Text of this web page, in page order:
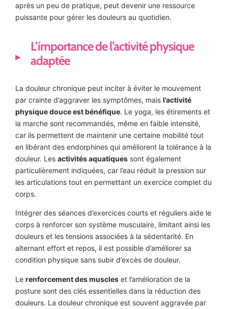
après un peu de pratique, peut devenir une ressource
puissante pour gérer les douleurs au quotidien.
L’importance de l’activité physique
adaptée
La douleur chronique peut inciter à éviter le mouvement
par crainte d’aggraver les symptômes, mais l’activité
physique douce est bénéfique. Le yoga, les étirements et
la marche sont recommandés, même en faible intensité,
car ils permettent de maintenir une certaine mobilité tout
en libérant des endorphines qui améliorent la tolérance à la
douleur. Les activités aquatiques sont également
particulièrement indiquées, car l’eau réduit la pression sur
les articulations tout en permettant un exercice complet du
corps.
Intégrer des séances d’exercices courts et réguliers aide le
corps à renforcer son système musculaire, limitant ainsi les
douleurs et les tensions associées à la sédentarité. En
alternant effort et repos, il est possible d’améliorer sa
condition physique sans subir d’excès de douleur.
Le renforcement des muscles et l’amélioration de la
posture sont des clés essentielles dans la réduction des
douleurs. La douleur chronique est souvent aggravée par